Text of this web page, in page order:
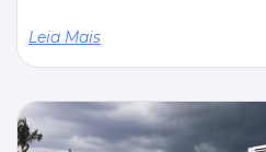
Leia Mais